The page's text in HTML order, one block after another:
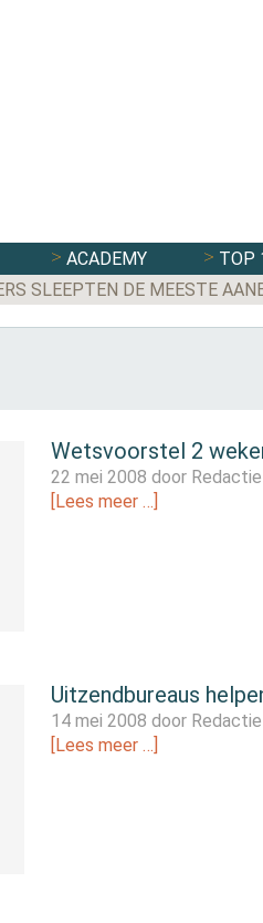
ACADEMY TOP
SLEEPTEN DE MEESTE
Wetsvoorstel 2
22 mei 2008 door
[Lees meer …]
Uitzendbureaus
14 mei 2008 door
[Lees meer …]